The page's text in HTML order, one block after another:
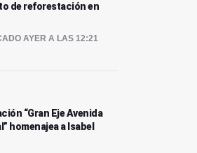
de reforestación en
AYER A LAS 12:21
“Gran Eje Avenida
homenajea a Isabel